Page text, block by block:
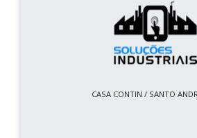
CASA CONTIN / SANTO